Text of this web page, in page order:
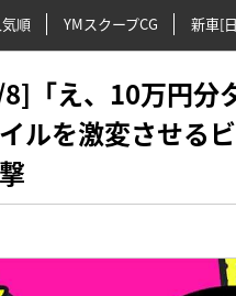
気順 YMスクープCG 新車[
「え、10万円分
ルを激変させる